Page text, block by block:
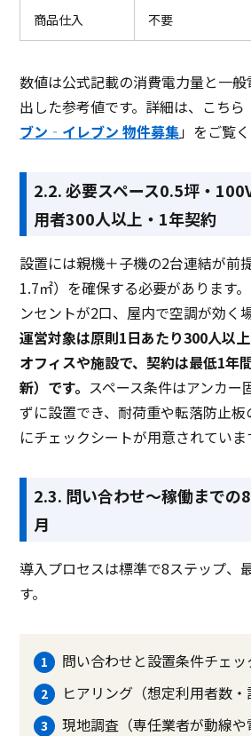
商品仕入 不要
数値は公式記載の消費電力量と一
出した参考値です。詳細は、こちら
ブン‐イレブン 物件募集」をご覧
2.2. 必要スペース0.5坪・
用者300人以上・1年契約
設置には親機＋子機の2台連結が前
1.7㎡）を確保する必要があります
ンセントが2口、屋内で空調が効く
運営対象は原則1日あたり300人以
オフィスや施設で、契約は最低1年
新）です。 スペース条件はアンカー
ずに設置でき、耐荷重や転落防止
にチェックシートが用意されていま
2.3. 問い合わせ〜稼働までの
月
導入プロセスは標準で8ステップ、
す。
問い合わせと設置条件チェッ
ヒアリング（想定利用者数・
現地調査（専任業者が動線や